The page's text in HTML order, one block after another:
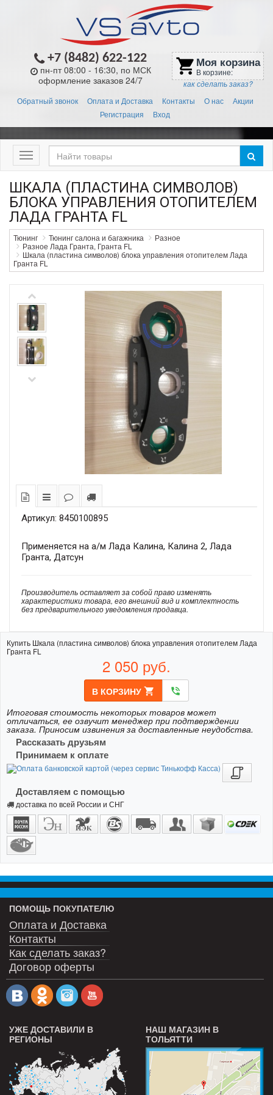
+7 (8482) 622-122
пн-пт 08:00 - 16:30, по МСК
оформление заказов 24/7
shopping_cart Моя корзина
В корзине:
как сделать заказ?
Обратный звонок Оплата и Доставка Контакты О нас
Акции
Регистрация
Вход
Меню
ШКАЛА (ПЛАСТИНА СИМВОЛОВ)
БЛОКА УПРАВЛЕНИЯ ОТОПИТЕЛЕМ
ЛАДА ГРАНТА FL
Тюнинг Тюнинг салона и багажника
Разное
Разное Лада Гранта, Гранта FL
Шкала (пластина символов) блока управления отопителем Лада
Гранта FL
Артикул: 8450100895
Применяется на а/м Лада Калина, Калина 2, Лада
Гранта, Датсун
Производитель оставляет за собой право изменять
характеристики товара, его внешний вид и комплектность
без предварительного уведомления продавца.
Купить Шкала (пластина символов) блока управления отопителем Лада
Гранта FL
2 050 руб.
В КОРЗИНУ shopping_cart phone_in_talk
Итоговая стоимость некоторых товаров может
отличаться, ее озвучит менеджер при подтверждении
заказа. Приносим извинения за доставленные неудобства.
Рассказать друзьям
Принимаем к оплате
Доставляем с помощью
доставка по всей России и СНГ
ПОМОЩЬ ПОКУПАТЕЛЮ
Оплата и Доставка
Контакты
Как сделать заказ?
Договор оферты
УЖЕ ДОСТАВИЛИ В
РЕГИОНЫ
НАШ МАГАЗИН В
ТОЛЬЯТТИ